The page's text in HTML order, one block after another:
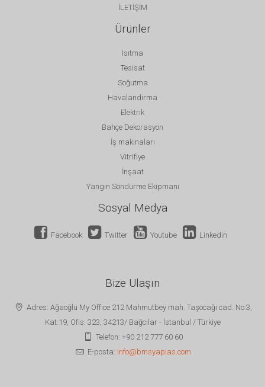
İLETİŞİM
Ürünler
Isıtma
Tesisat
Soğutma
Havalandırma
Elektrik
Bahçe Dekorasyon
İş makinaları
Vitrifiye
İnşaat
Yangın Söndürme Ekipmanı
Sosyal Medya
Facebook Twitter Youtube Linkedin
Bize Ulaşın
Adres: Ağaoğlu My Office 212 Mahmutbey mah. Taşocağı cad. No:3,
Kat:19, Ofis: 323, 34213/ Bağcılar - İstanbul / Türkiye
Telefon: +90 212 777 60 60
E-posta: info@bmsyapias.com